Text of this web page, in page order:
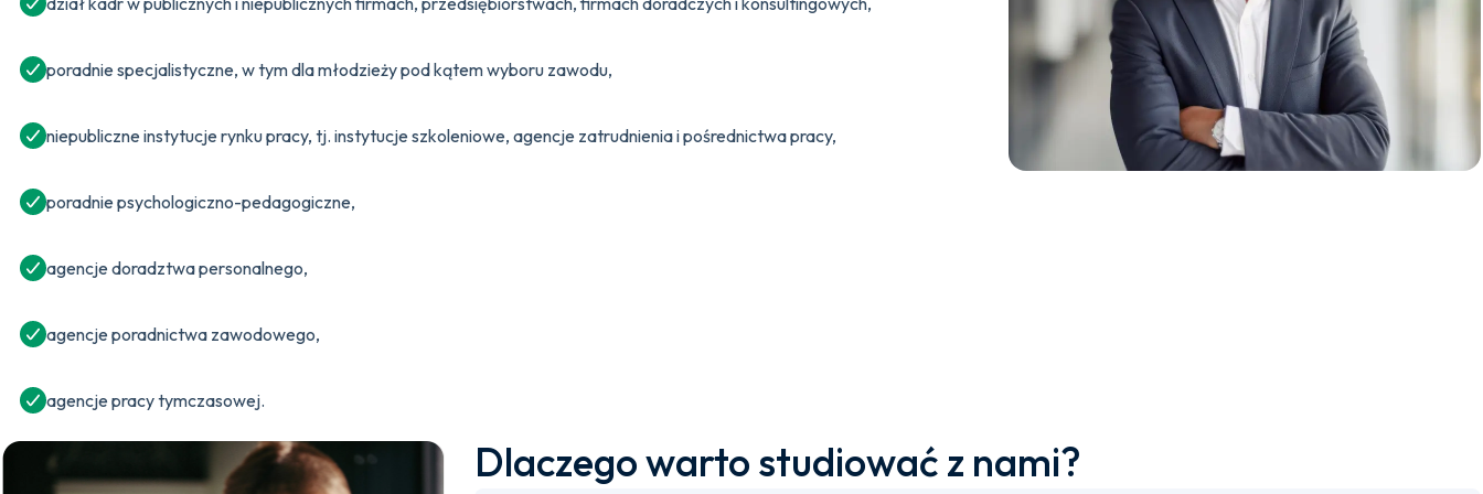
poradnie specjalistyczne, w tym dla młodzieży pod kątem wyboru zawodu,
niepubliczne instytucje rynku pracy, tj. instytucje szkoleniowe, agencje zatrudnienia i pośrednictwa pracy,
poradnie psychologiczno-pedagogiczne,
agencje doradztwa personalnego,
agencje poradnictwa zawodowego,
agencje pracy tymczasowej.
Dlaczego warto studiować z nami?